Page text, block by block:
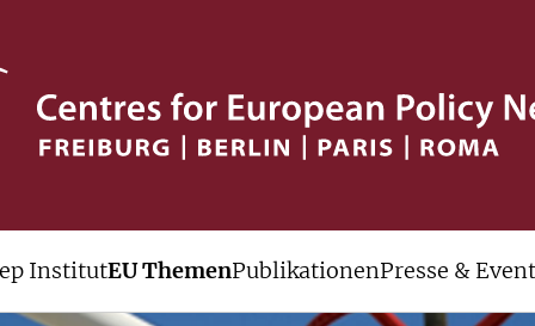
InstitutEU ThemenPublikationenPresse &